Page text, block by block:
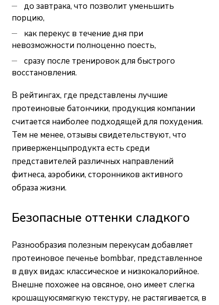
до завтрака, что позволит уменьшить
порцию,
как перекус в течение дня при
невозможности полноценно поесть,
сразу после тренировок для быстрого
восстановления.
В рейтингах, где представлены лучшие
протеиновые батончики, продукция компании
считается наиболее подходящей для похудения.
Тем не менее, отзывы свидетельствуют, что
приверженцыпродукта есть среди
представителей различных направлений
фитнеса, аэробики, сторонников активного
образа жизни.
Безопасные оттенки сладкого
Разнообразия полезным перекусамдобавляет
протеиновое печенье bombbar, представленное
в двух видах: классическое и низкокалорийное.
Внешне похожее на овсяное, оно имеет слегка
крошащуюсямягкую текстуру, не растягивается, в